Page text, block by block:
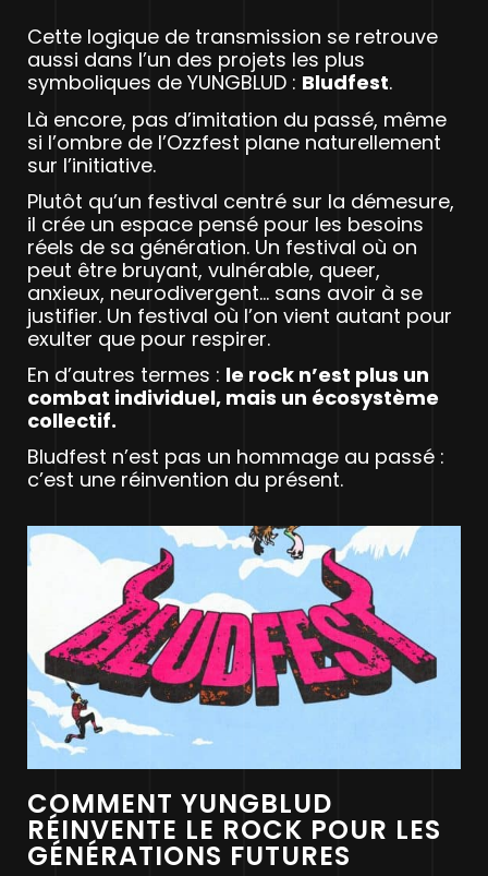
Cette logique de transmission se retrouve
aussi dans l’un des projets les plus
symboliques de YUNGBLUD : Bludfest.
Là encore, pas d’imitation du passé, même
si l’ombre de l’Ozzfest plane naturellement
sur l’initiative.
Plutôt qu’un festival centré sur la démesure,
il crée un espace pensé pour les besoins
réels de sa génération. Un festival où on
peut être bruyant, vulnérable, queer,
anxieux, neurodivergent… sans avoir à se
justifier. Un festival où l’on vient autant pour
exulter que pour respirer.
En d’autres termes : le rock n’est plus un
combat individuel, mais un écosystème
collectif.
Bludfest n’est pas un hommage au passé :
c’est une réinvention du présent.
COMMENT YUNGBLUD
RÉINVENTE LE ROCK POUR LES
GÉNÉRATIONS FUTURES